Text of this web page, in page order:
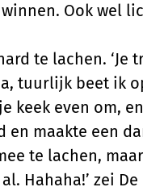
Ook wel
te lachen. ‘Je
tuurlijk beet ik
keek even om,
en maakte een
te lachen,
Hahaha!’ zei